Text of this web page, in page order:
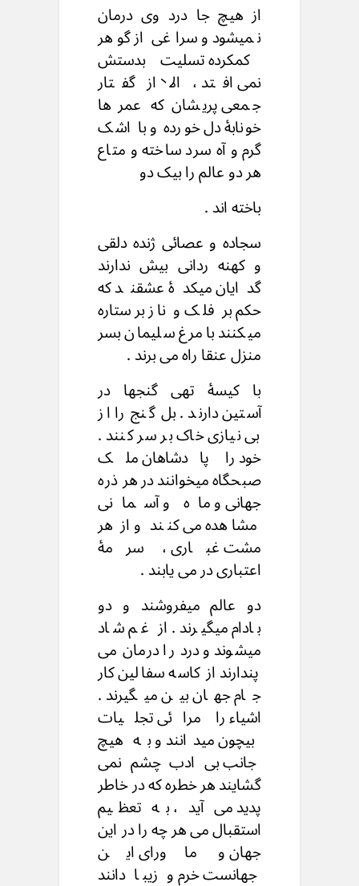
از هیچ جا درد وی درمان
نمیشود و سراغی از گوهر
کمکرده تسلیت بدستش
نمی افتد ، الا از گفتار
جمعی پریشان که عمر ها
خونابۀ دل خورده و با اشک
گرم و آه سرد ساخته و متاع
هر دو عالم را بیک دو
باخته اند .
سجاده و عصائی ژنده دلقی
و کهنه ردانی بیش ندارند
گدایان میکدۀ عشقند که
حکم بر فلک و ناز برستاره
میکنند با مرغ سلیمان بسر
منزل عنقا راه می برند .
با کیسۀ تهی گنجها در
آستین دارند . بل گنج را از
بی نیازی خاک بر سر کنند .
خود را پادشاهان ملک
صبحگاه میخوانند در هر ذره
جهانی و ماه و آسمانی
مشاهده می کنند و از هر
مشت غباری ، سرمۀ
اعتباری در می یابند .
دو عالم میفروشند و دو
بادام میگیرند . از غم شاد
میشوند و درد را درمان می
پندارند از کاسه سفالین کار
جام جهان بین میگیرند .
اشیاء را مرائی تجلیات
بیچون میدانند و به هیچ
جانب بی ادب چشم نمی
گشایند هر خطره که در خاطر
پدید می آید ، به تعظیم
استقبال می هر چه را در این
جهان و ماورای این
جهانست خرم و زیبا دانند